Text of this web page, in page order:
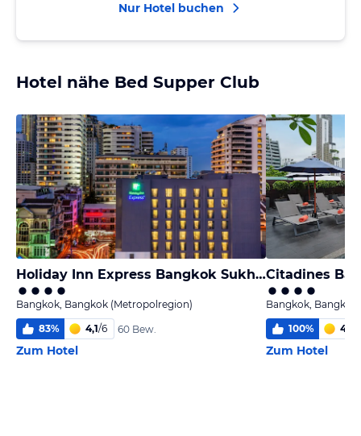
Nur Hotel buchen
Hotel nähe Bed Supper Club
Holiday Inn Express Bangkok Sukhumvit 11
Bangkok, Bangkok (Metropolregion)
83% 4,1/6 60 Bew.
Zum Hotel
Citadines
Bangkok,
100% 4,9
Zum Hotel